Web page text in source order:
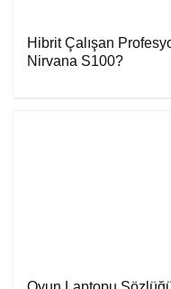
Hibrit Çalışan
Nirvana S100?